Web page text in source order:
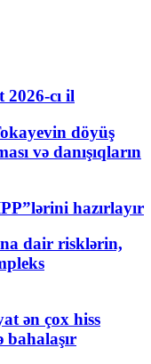
2026-cı il
döyüş
və danışıqların
hazırlayır
dair risklərin,
ən çox hiss
bahalaşır